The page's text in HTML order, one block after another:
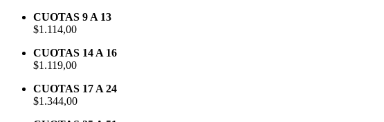
CUOTAS 9 A 13
$1.114,00
CUOTAS 14 A 16
$1.119,00
CUOTAS 17 A 24
$1.344,00